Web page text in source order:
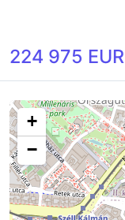
224 975 EUR
+
−